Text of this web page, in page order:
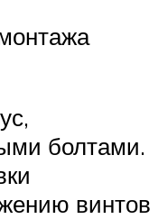
болтами.
винтов